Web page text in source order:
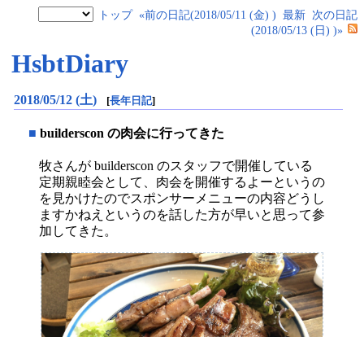
トップ «前の日記(2018/05/11 (金) ) 最新 次の日記
(2018/05/13 (日) )»
HsbtDiary
2018/05/12 (土) [長年日記]
■ builderscon の肉会に行ってきた
牧さんが builderscon のスタッフで開催している
定期親睦会として、肉会を開催するよーというの
を見かけたのでスポンサーメニューの内容どうし
ますかねえというのを話した方が早いと思って参
加してきた。